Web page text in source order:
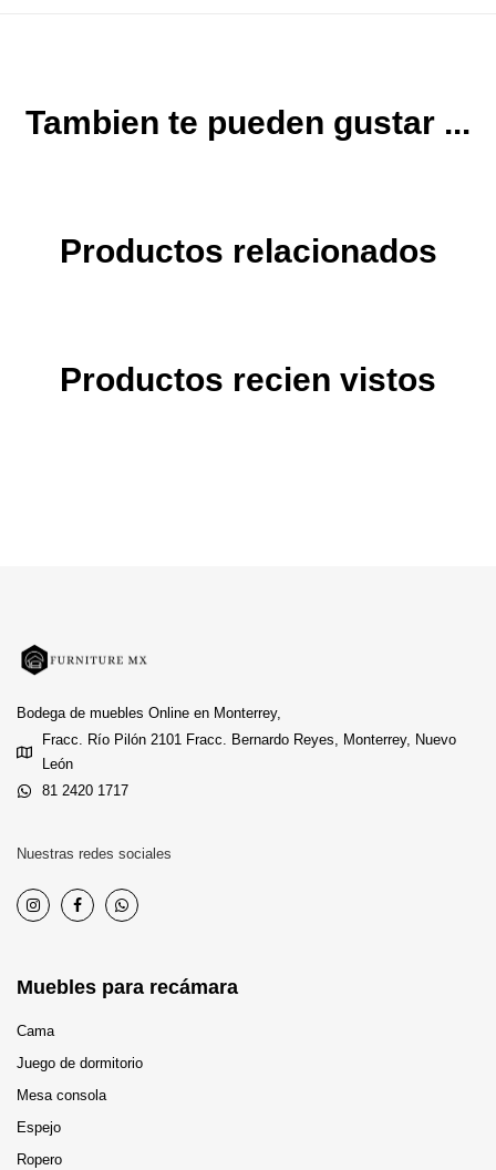
Tambien te pueden gustar ...
Productos relacionados
Productos recien vistos
Bodega de muebles Online en Monterrey,
Fracc. Río Pilón 2101 Fracc. Bernardo Reyes, Monterrey, Nuevo
León
81 2420 1717
Nuestras redes sociales
Muebles para recámara
Cama
Juego de dormitorio
Mesa consola
Espejo
Ropero